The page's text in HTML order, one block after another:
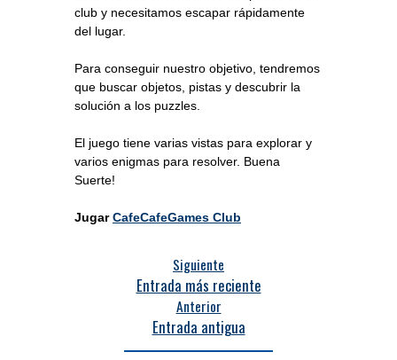
club y necesitamos escapar rápidamente
del lugar.
Para conseguir nuestro objetivo, tendremos
que buscar objetos, pistas y descubrir la
solución a los puzzles.
El juego tiene varias vistas para explorar y
varios enigmas para resolver. Buena
Suerte!
JugarCafeCafeGames Club
Siguiente
Entrada más reciente
Anterior
Entrada antigua